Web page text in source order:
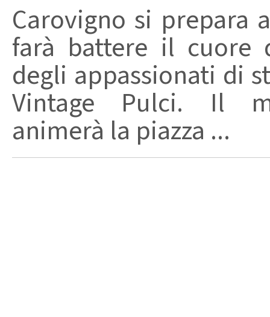
Carovigno si prepara
farà battere il cuore
degli appassionati di
Vintage Pulci. Il
animerà la piazza ...